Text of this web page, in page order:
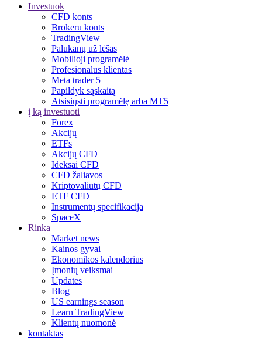
Investuok
CFD konts
Brokeru konts
TradingView
Palūkanų už lėšas
Mobilioji programėlė
Profesionalus klientas
Meta trader 5
Papildyk sąskaitą
Atsisiųsti programėlę arba MT5
į ką investuoti
Forex
Akcijų
ETFs
Akcijų CFD
Ideksai CFD
CFD žaliavos
Kriptovaliutų CFD
ETF CFD
Instrumentų specifikacija
SpaceX
Rinka
Market news
Kainos gyvai
Ekonomikos kalendorius
Įmonių veiksmai
Updates
Blog
US earnings season
Learn TradingView
Klientų nuomonė
kontaktas